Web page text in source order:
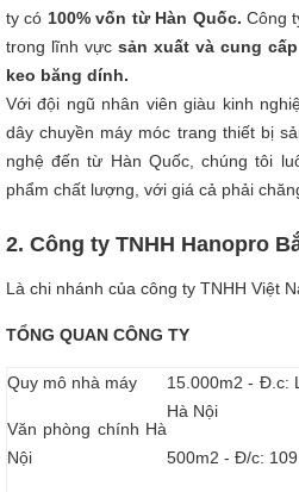
ty có 100% vốn từ Hàn Quốc.Công
trong lĩnh vực sản xuất và cung
keo băng dính.
Với đội ngũ nhân viên giàu kinh
dây chuyền máy móc trang thiết bị
nghệ đến từ Hàn Quốc, chúng tôi
phẩm chất lượng, với giá cả phải
2. Công ty TNHH Hanopro
Là chi nhánh của công ty TNHH Việt
TỔNG QUAN CÔNG TY
Quy mô nhà máy
Văn phòng chính Hà
Nội
15.000m2 - Đ.c:
Hà Nội
500m2 - Đ/c: